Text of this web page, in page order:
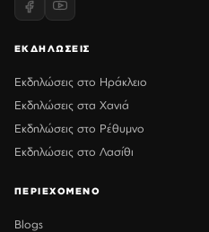
ΕΚΔΗΛΩΣΕΙΣ
Εκδηλώσεις στο Ηράκλειο
Εκδηλώσεις στα Χανιά
Εκδηλώσεις στο Ρέθυμνο
Εκδηλώσεις στο Λασίθι
ΠΕΡΙΕΧΟΜΕΝΟ
Blogs